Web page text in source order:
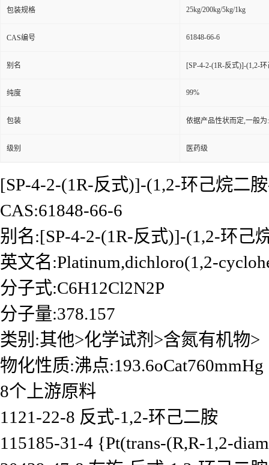
包装规格 25kg/200kg/5kg/1kg
CAS编号 61848-66-6
别名 [SP-4-2-(1R-反式)]-(1,2-
纯度 99%
包装 依据产品性状而定,一般
级别 医药级
[SP-4-2-(1R-反式)]-(1,2-环己烷二
CAS:61848-66-6
别名:[SP-4-2-(1R-反式)]-(1,2-环己
英文名:Platinum,dichloro(1,2-
分子式:C6H12Cl2N2P
分子量:378.157
类别:其他>化学试剂>含氮有机物>
物化性质:沸点:193.6oCat760mmHg
8个上游原料
1121-22-8 反式-1,2-环己二胺
115185-31-4 {Pt(trans-(R,R-1,2-